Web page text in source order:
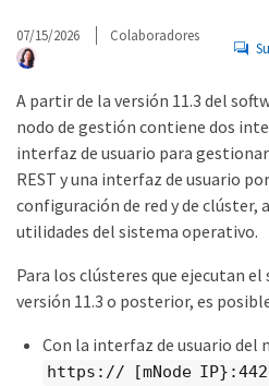
07/15/2026 Colaboradores
A partir de la versión 11.3 del
nodo de gestión contiene dos
interfaz de usuario para
REST y una interfaz de usuario
configuración de red y de clúster,
utilidades del sistema operativo.
Para los clústeres que ejecutan
versión 11.3 o posterior, es
Con la interfaz de usuario del
https:// [mNode IP}:442